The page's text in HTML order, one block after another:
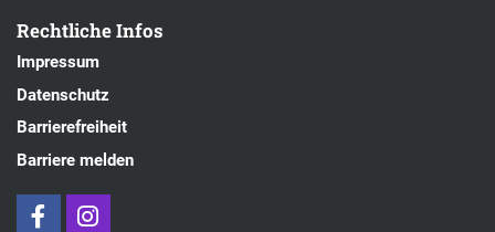
Rechtliche Infos
Impressum
Datenschutz
Barrierefreiheit
Barriere melden